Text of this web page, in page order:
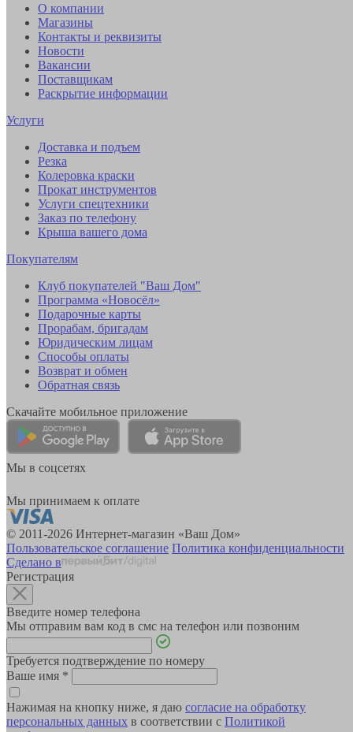
О компании
Магазины
Контакты и реквизиты
Новости
Вакансии
Поставщикам
Раскрытие информации
Услуги
Доставка и подъем
Резка
Колеровка краски
Прокат инструментов
Услуги спецтехники
Заказ по телефону
Крыша вашего дома
Покупателям
Клуб покупателей "Ваш Дом"
Программа «Новосёл»
Подарочные карты
Прорабам, бригадам
Юридическим лицам
Способы оплаты
Возврат и обмен
Обратная связь
Скачайте мобильное приложение
Мы в соцсетях
Мы принимаем к оплате
© 2011-2026 Интернет-магазин «Ваш Дом»
Пользовательское соглашение Политика конфиденциальности
Сделано в
Регистрация
Введите номер телефона
Мы отправим вам код в смс на телефон или позвоним
Требуется подтверждение по номеру
Ваше имя *
Нажимая на кнопку ниже, я даю согласие на обработку
персональных данных в соответствии с Политикой